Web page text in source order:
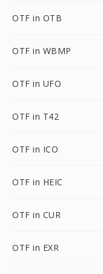
OTF in OTB
OTF in WBMP
OTF in UFO
OTF in T42
OTF in ICO
OTF in HEIC
OTF in CUR
OTF in EXR